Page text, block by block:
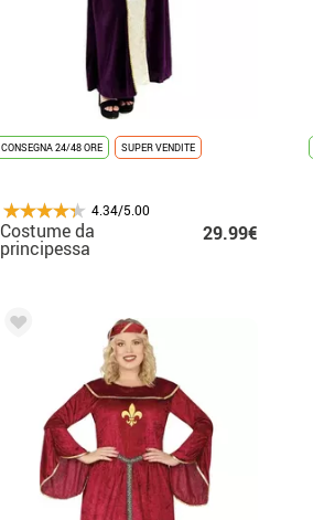
CONSEGNA 24/48 ORE SUPER VENDITE
4.34/5.00
Costume da
principessa
medievale viola a
29.99€